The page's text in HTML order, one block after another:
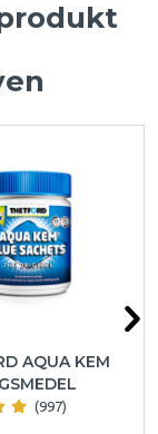
AQUA KEM
(997)